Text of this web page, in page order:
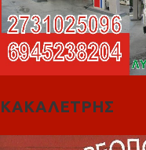
ΚΑΚΑΛΕΤΡΗΣ